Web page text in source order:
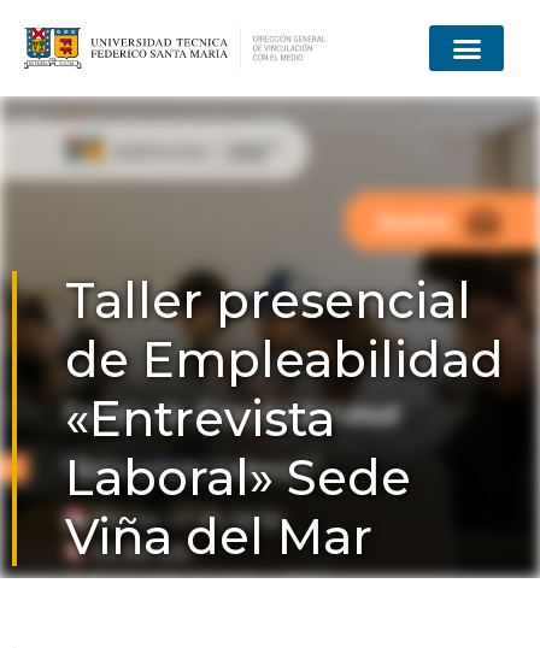
Taller presencial
de Empleabilidad
«Entrevista
Laboral» Sede
Viña del Mar